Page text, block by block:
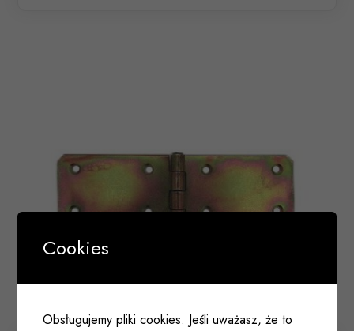
Cookies
Obsługujemy pliki cookies. Jeśli uważasz, że to